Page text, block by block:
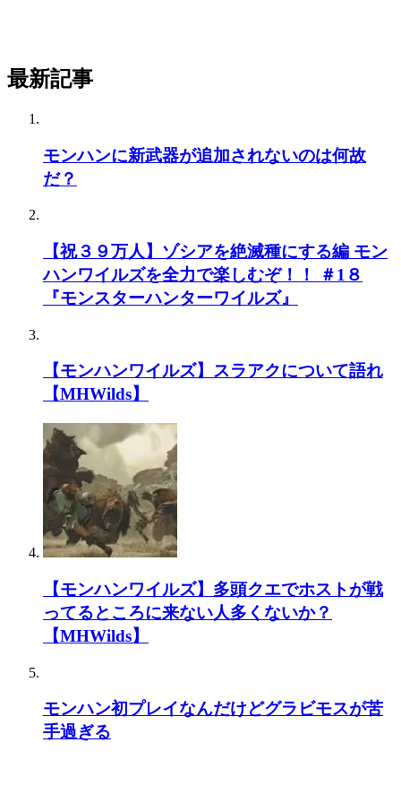
最新記事
モンハンに新武器が追加されないのは何故
だ？
【祝３９万人】ゾシアを絶滅種にする編 モン
ハンワイルズを全力で楽しむぞ！！ ＃1８
『モンスターハンターワイルズ』
【モンハンワイルズ】スラアクについて語れ
【MHWilds】
【モンハンワイルズ】多頭クエでホストが戦
ってるところに来ない人多くないか？
【MHWilds】
モンハン初プレイなんだけどグラビモスが苦
手過ぎる